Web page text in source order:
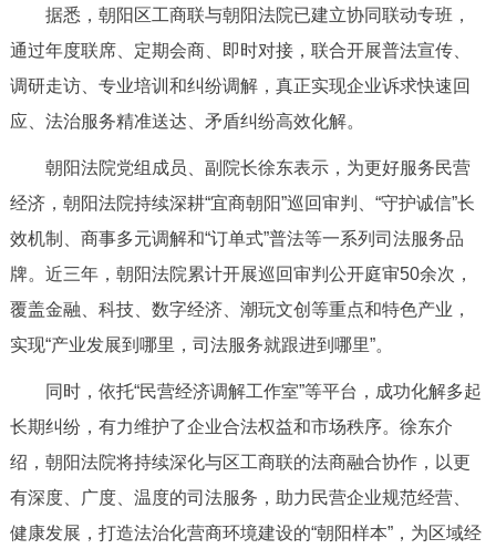
据悉，朝阳区工商联与朝阳法院已建立协同联动专班，
通过年度联席、定期会商、即时对接，联合开展普法宣传、
调研走访、专业培训和纠纷调解，真正实现企业诉求快速回
应、法治服务精准送达、矛盾纠纷高效化解。
朝阳法院党组成员、副院长徐东表示，为更好服务民营
经济，朝阳法院持续深耕“宜商朝阳”巡回审判、“守护诚信”长
效机制、商事多元调解和“订单式”普法等一系列司法服务品
牌。近三年，朝阳法院累计开展巡回审判公开庭审50余次，
覆盖金融、科技、数字经济、潮玩文创等重点和特色产业，
实现“产业发展到哪里，司法服务就跟进到哪里”。
同时，依托“民营经济调解工作室”等平台，成功化解多起
长期纠纷，有力维护了企业合法权益和市场秩序。徐东介
绍，朝阳法院将持续深化与区工商联的法商融合协作，以更
有深度、广度、温度的司法服务，助力民营企业规范经营、
健康发展，打造法治化营商环境建设的“朝阳样本”，为区域经